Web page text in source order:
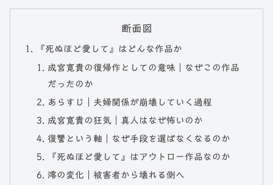
断面図
『死ぬほど愛して』はどんな作品か
成宮寛貴の復帰作としての意味｜なぜこの作品
だったのか
あらすじ｜夫婦関係が崩壊していく過程
成宮寛貴の狂気｜真人はなぜ怖いのか
復讐という軸｜なぜ手段を選ばなくなるのか
『死ぬほど愛して』はアウトロー作品なのか
澪の変化｜被害者から壊れる側へ